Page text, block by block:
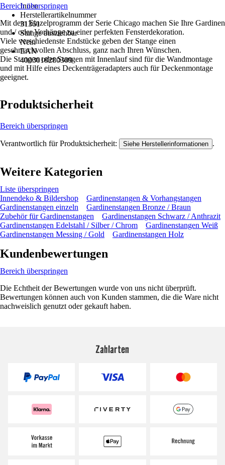
Innen
Herstellerartikelnummer
31361
Stange ausziehbar
Nein
EAN
4003018280309
Bereich überspringen
Mit dem Einzelprogramm der Serie Chicago machen Sie Ihre Gardinen
und / oder Vorhänge zu einer perfekten Fensterdekoration.
Viele verschiedenste Endstücke geben der Stange einen
geschmackvollen Abschluss, ganz nach Ihren Wünschen.
Die Stangen oder Stangen mit Innenlauf sind für die Wandmontage
und mit Hilfe eines Deckenträgeradapters auch für Deckenmontage
geeignet.
Produktsicherheit
Bereich überspringen
Verantwortlich für Produktsicherheit: Siehe Herstellerinformationen .
Weitere Kategorien
Liste überspringen
Innendeko & Bildershop
Gardinenstangen & Vorhangstangen
Gardinenstangen einzeln
Gardinenstangen Bronze / Braun
Zubehör für Gardinenstangen
Gardinenstangen Schwarz / Anthrazit
Gardinenstangen Edelstahl / Silber / Chrom
Gardinenstangen Weiß
Gardinenstangen Messing / Gold
Gardinenstangen Holz
Kundenbewertungen
Bereich überspringen
Die Echtheit der Bewertungen wurde von uns nicht überprüft.
Bewertungen können auch von Kunden stammen, die die Ware nicht
nachweislich genutzt oder gekauft haben.
Zahlarten